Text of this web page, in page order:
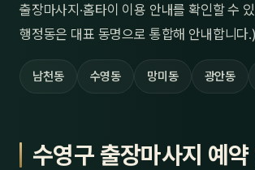
출장마사지·홈타이 이용 안내를 확인할 수
행정동은 대표 동명으로 통합해 안내합니다.)
남천동 수영동 망미동 광안동
수영구 출장마사지 예약